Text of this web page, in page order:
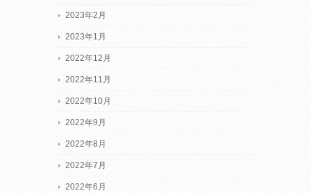
2023年2月
2023年1月
2022年12月
2022年11月
2022年10月
2022年9月
2022年8月
2022年7月
2022年6月